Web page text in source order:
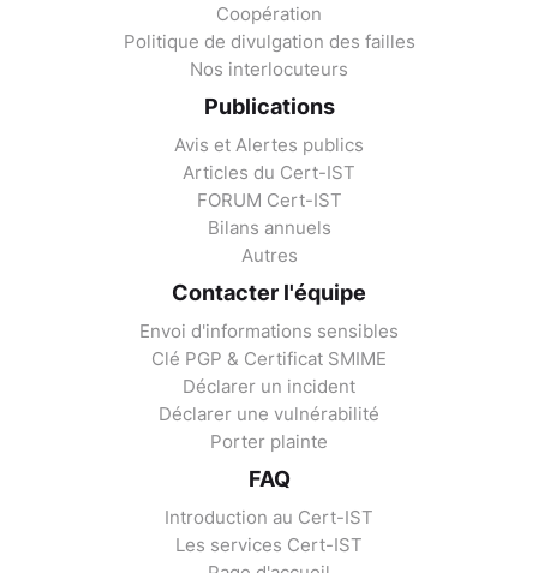
Coopération
Politique de divulgation des failles
Nos interlocuteurs
Publications
Avis et Alertes publics
Articles du Cert-IST
FORUM Cert-IST
Bilans annuels
Autres
Contacter l'équipe
Envoi d'informations sensibles
Clé PGP & Certificat SMIME
Déclarer un incident
Déclarer une vulnérabilité
Porter plainte
FAQ
Introduction au Cert-IST
Les services Cert-IST